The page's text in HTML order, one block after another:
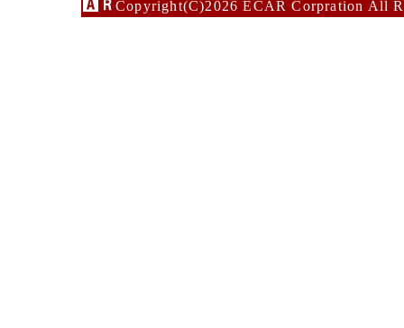
Copyright(C)2026 ECAR Corpration All